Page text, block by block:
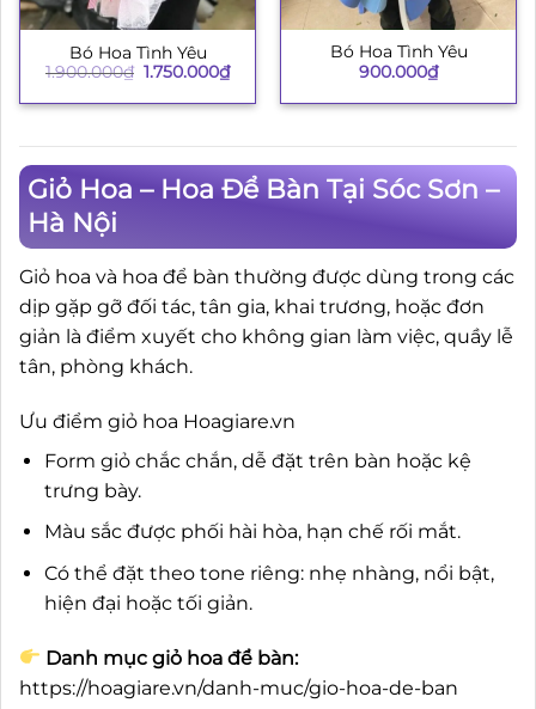
Bó Hoa Tình Yêu
1.900.000₫ Giá
là:
1.750.000₫Giá
hiện
tại
Bó Hoa Tình Yêu
900.000₫
Giỏ Hoa – Hoa Để Bàn Tại Sóc Sơn –
Hà Nội
Giỏ hoa và hoa để bàn thường được dùng trong các
dịp gặp gỡ đối tác, tân gia, khai trương, hoặc đơn
giản là điểm xuyết cho không gian làm việc, quầy lễ
tân, phòng khách.
Ưu điểm giỏ hoa Hoagiare.vn
Form giỏ chắc chắn, dễ đặt trên bàn hoặc kệ
trưng bày.
Màu sắc được phối hài hòa, hạn chế rối mắt.
Có thể đặt theo tone riêng: nhẹ nhàng, nổi bật,
hiện đại hoặc tối giản.
Danh mục giỏ hoa để bàn:
https://hoagiare.vn/danh-muc/gio-hoa-de-ban